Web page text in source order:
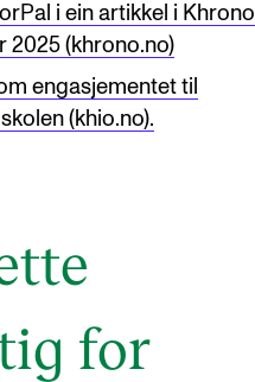
i ein artikkel i Khrono
2025 (khrono.no)
engasjementet til
(khio.no).
for